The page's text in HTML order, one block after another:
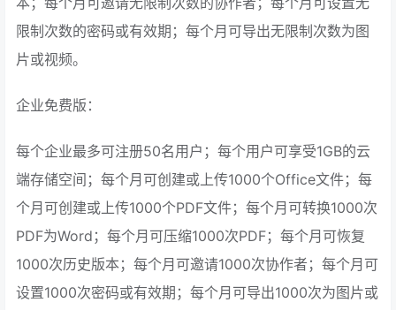
限制次数的密码或有效期；每个月可导出无限制次数为图
片或视频。
企业免费版：
每个企业最多可注册50名用户；每个用户可享受1GB的云
端存储空间；每个月可创建或上传1000个Office文件；每
个月可创建或上传1000个PDF文件；每个月可转换1000次
PDF为Word；每个月可压缩1000次PDF；每个月可恢复
1000次历史版本；每个月可邀请1000次协作者；每个月可
设置1000次密码或有效期；每个月可导出1000次为图片或